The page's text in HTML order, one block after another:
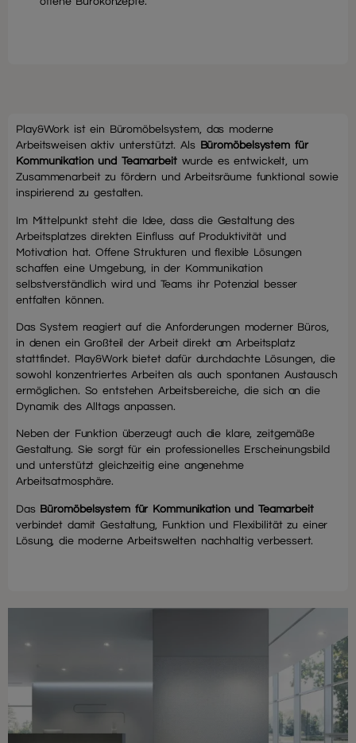
Play&Work ist ein Büromöbelsystem, das moderne
Arbeitsweisen aktiv unterstützt. Als Büromöbelsystem für
Kommunikation und Teamarbeitwurde es entwickelt, um
Zusammenarbeit zu fördern und Arbeitsräume funktional sowie
inspirierend zu gestalten.
Im Mittelpunkt steht die Idee, dass die Gestaltung des
Arbeitsplatzes direkten Einfluss auf Produktivität und
Motivation hat. Offene Strukturen und flexible Lösungen
schaffen eine Umgebung, in der Kommunikation
selbstverständlich wird und Teams ihr Potenzial besser
entfalten können.
Das System reagiert auf die Anforderungen moderner Büros,
in denen ein Großteil der Arbeit direkt am Arbeitsplatz
stattfindet. Play&Work bietet dafür durchdachte Lösungen, die
sowohl konzentriertes Arbeiten als auch spontanen Austausch
ermöglichen. So entstehen Arbeitsbereiche, die sich an die
Dynamik des Alltags anpassen.
Neben der Funktion überzeugt auch die klare, zeitgemäße
Gestaltung. Sie sorgt für ein professionelles Erscheinungsbild
und unterstützt gleichzeitig eine angenehme
Arbeitsatmosphäre.
Das Büromöbelsystem für Kommunikation und Teamarbeit
verbindet damit Gestaltung, Funktion und Flexibilität zu einer
Lösung, die moderne Arbeitswelten nachhaltig verbessert.